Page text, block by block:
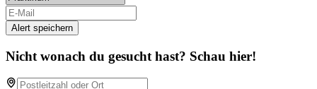
Alert speichern
Nicht wonach du gesucht hast? Schau hier!